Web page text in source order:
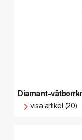
Diamant-
visa artikel (20)